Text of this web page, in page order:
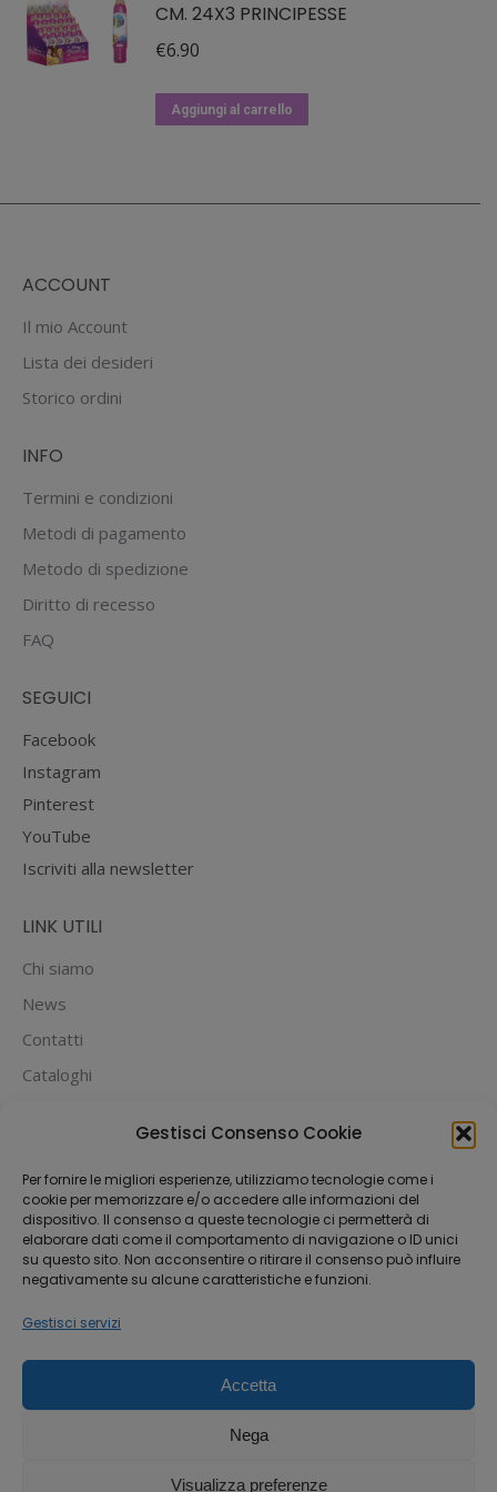
Gestisci Consenso Cookie
Per fornire le migliori esperienze, utilizziamo tecnologie come i
cookie per memorizzare e/o accedere alle informazioni del
dispositivo. Il consenso a queste tecnologie ci permetterà di
elaborare dati come il comportamento di navigazione o ID unici
su questo sito. Non acconsentire o ritirare il consenso può influire
negativamente su alcune caratteristiche e funzioni.
Gestisci servizi
Accetta
Nega
Visualizza preferenze
CM. 24X3 PRINCIPESSE
€6.90
Aggiungi al carrello
ACCOUNT
Il mio Account
Lista dei desideri
Storico ordini
INFO
Termini e condizioni
Metodi di pagamento
Metodo di spedizione
Diritto di recesso
FAQ
SEGUICI
Facebook
Instagram
Pinterest
YouTube
Iscriviti alla newsletter
LINK UTILI
Chi siamo
News
Contatti
Cataloghi
PUOI PAGARE CON:
Dream-Theme — trulypremium WordPress
themes
Michael House S.R.L.S